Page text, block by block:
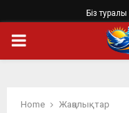
Біз туралы
PRIMARY
Home
Жаңалықтар